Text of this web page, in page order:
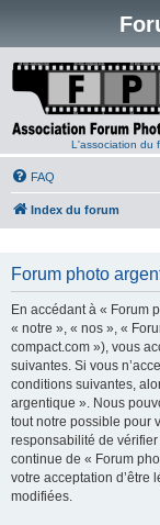
L'association du
FAQ
Index du forum
Forum photo
En accédant à « Forum
« notre », « nos », «
compact.com »), vous
suivantes. Si vous
conditions suivantes,
argentique ». Nous
tout notre possible pour
responsabilité de
continue de « Forum
votre acceptation d’être
modifiées.